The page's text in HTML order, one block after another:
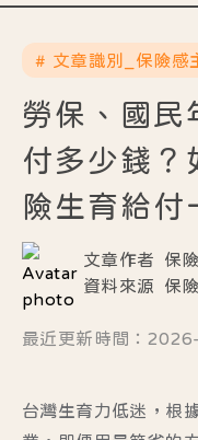
# 文章識別_保險感
勞保、國民
付多少錢？
險生育給付
文章作者
保
資料來源
保
最近更新時間：
台灣生育力低迷，根